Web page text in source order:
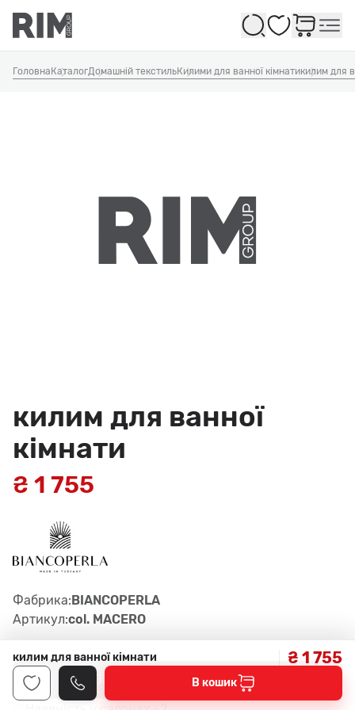
Обране
Головна КаталогДомашній текстильКилими для ванної кімнатикилим для
килим для ванної
кімнати
₴ 1 755
Фабрика:BIANCOPERLA
Артикул:col. MACERO
Замовити консультацію
килим для ванної кімнати ₴ 1 755
В кошик